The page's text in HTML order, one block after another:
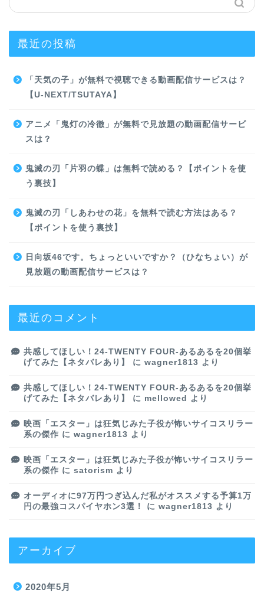
最近の投稿
「天気の子」が無料で視聴できる動画配信サービスは？
【U-NEXT/TSUTAYA】
アニメ「鬼灯の冷徹」が無料で見放題の動画配信サービ
スは？
鬼滅の刃「片羽の蝶」は無料で読める？【ポイントを使
う裏技】
鬼滅の刃「しあわせの花」を無料で読む方法はある？
【ポイントを使う裏技】
日向坂46です。ちょっといいですか？（ひなちょい）が
見放題の動画配信サービスは？
最近のコメント
共感してほしい！24-TWENTY FOUR-あるあるを20個挙
げてみた【ネタバレあり】
に wagner1813 より
共感してほしい！24-TWENTY FOUR-あるあるを20個挙
げてみた【ネタバレあり】
に mellowed より
映画「エスター」は狂気じみた子役が怖いサイコスリラー
系の傑作 に wagner1813 より
映画「エスター」は狂気じみた子役が怖いサイコスリラー
系の傑作 に satorism より
オーディオに97万円つぎ込んだ私がオススメする予算1万
円の最強コスパイヤホン3選！
に wagner1813 より
アーカイブ
2020年5月